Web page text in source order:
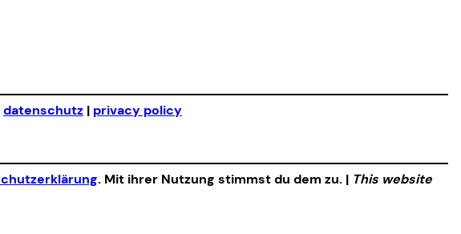
datenschutz | privacy policy
. Mit ihrer Nutzung stimmst du dem zu. | This website